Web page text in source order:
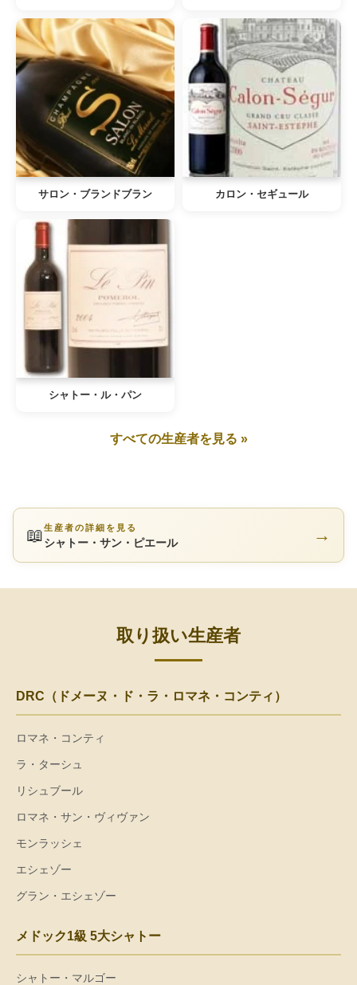
サロン・ブランドブラン カロン・セギュール
シャトー・ル・パン
すべての生産者を見る »
📖生産者の詳細を見る
シャトー・サン・ピエール →
取り扱い生産者
DRC（ドメーヌ・ド・ラ・ロマネ・コンティ）
ロマネ・コンティ
ラ・ターシュ
リシュブール
ロマネ・サン・ヴィヴァン
モンラッシェ
エシェゾー
グラン・エシェゾー
メドック1級 5大シャトー
シャトー・マルゴー